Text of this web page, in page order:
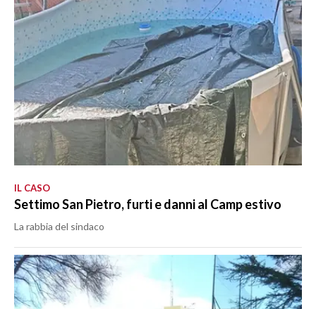
IL CASO
Settimo San Pietro, furti e danni al Camp estivo
La rabbia del sindaco